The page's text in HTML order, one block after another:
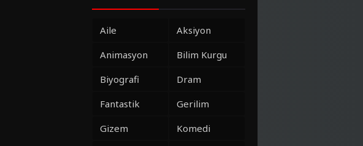
Aile
Aksiyon
Animasyon
Bilim Kurgu
Biyografi
Dram
Fantastik
Gerilim
Gizem
Komedi